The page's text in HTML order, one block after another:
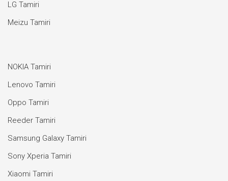
LG Tamiri
Meizu Tamiri
NOKIA Tamiri
Lenovo Tamiri
Oppo Tamiri
Reeder Tamiri
Samsung Galaxy Tamiri
Sony Xperia Tamiri
Xiaomi Tamiri